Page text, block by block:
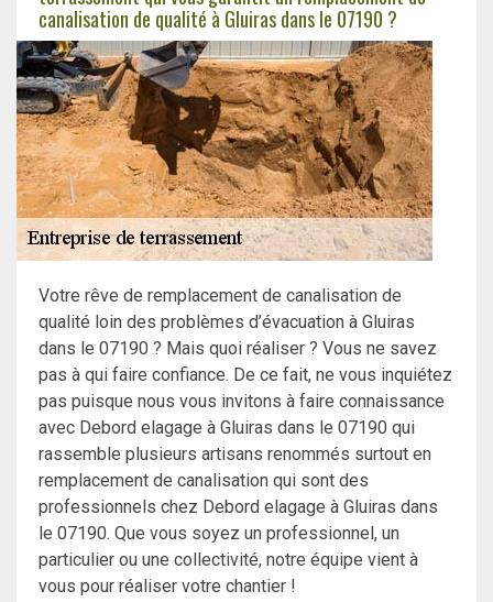
canalisation de qualité à Gluiras dans le 07190 ?
Votre rêve de remplacement de canalisation de
qualité loin des problèmes d’évacuation à Gluiras
dans le 07190 ? Mais quoi réaliser ? Vous ne savez
pas à qui faire confiance. De ce fait, ne vous inquiétez
pas puisque nous vous invitons à faire connaissance
avec Debord elagage à Gluiras dans le 07190 qui
rassemble plusieurs artisans renommés surtout en
remplacement de canalisation qui sont des
professionnels chez Debord elagage à Gluiras dans
le 07190. Que vous soyez un professionnel, un
particulier ou une collectivité, notre équipe vient à
vous pour réaliser votre chantier !